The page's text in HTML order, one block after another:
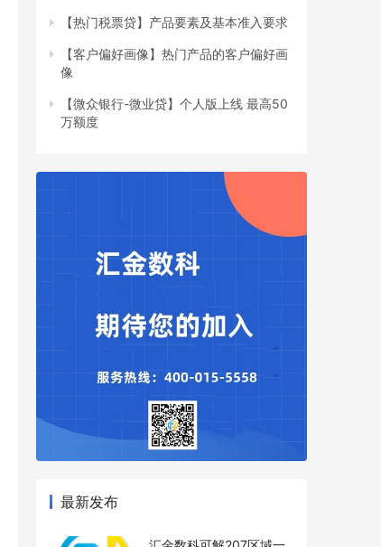
【热门税票贷】产品要素及基本准入要求
【客户偏好画像】热门产品的客户偏好画
像
【微众银行-微业贷】个人版上线 最高50
万额度
最新发布